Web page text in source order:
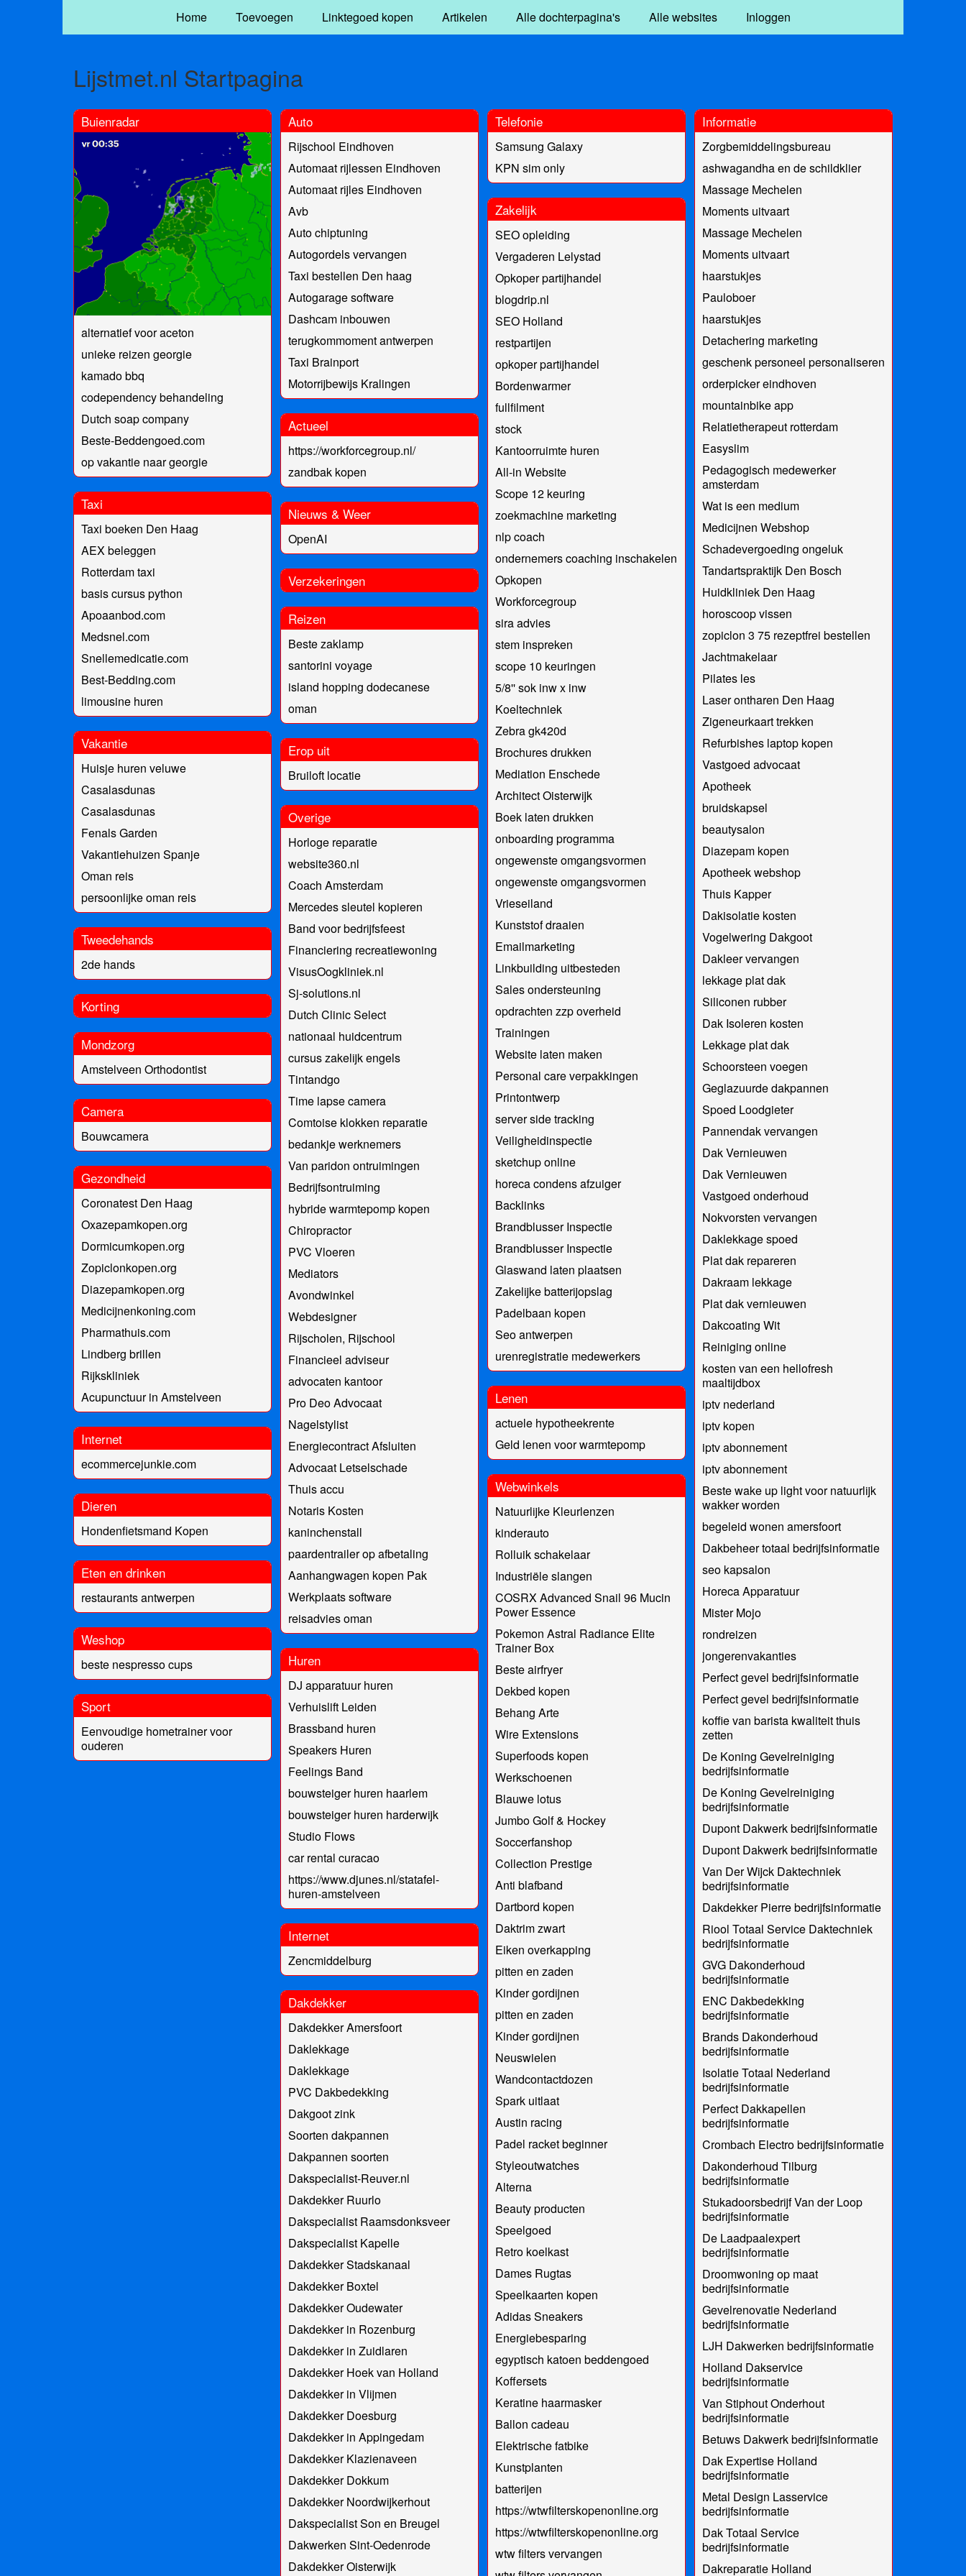
Home Toevoegen Linktegoed kopen Artikelen Alle dochterpagina's Alle websites Inloggen
Lijstmet.nl Startpagina
Buienradar
alternatief voor aceton
unieke reizen georgie
kamado bbq
codependency behandeling
Dutch soap company
Beste-Beddengoed.com
op vakantie naar georgie
Taxi
Taxi boeken Den Haag
AEX beleggen
Rotterdam taxi
basis cursus python
Apoaanbod.com
Medsnel.com
Snellemedicatie.com
Best-Bedding.com
limousine huren
Vakantie
Huisje huren veluwe
Casalasdunas
Casalasdunas
Fenals Garden
Vakantiehuizen Spanje
Oman reis
persoonlijke oman reis
Tweedehands
2de hands
Korting
Mondzorg
Amstelveen Orthodontist
Camera
Bouwcamera
Gezondheid
Coronatest Den Haag
Oxazepamkopen.org
Dormicumkopen.org
Zopiclonkopen.org
Diazepamkopen.org
Medicijnenkoning.com
Pharmathuis.com
Lindberg brillen
Rijkskliniek
Acupunctuur in Amstelveen
Internet
ecommercejunkie.com
Dieren
Hondenfietsmand Kopen
Eten en drinken
restaurants antwerpen
Weshop
beste nespresso cups
Sport
Eenvoudige hometrainer voor
ouderen
Auto
Rijschool Eindhoven
Automaat rijlessen Eindhoven
Automaat rijles Eindhoven
Avb
Auto chiptuning
Autogordels vervangen
Taxi bestellen Den haag
Autogarage software
Dashcam inbouwen
terugkommoment antwerpen
Taxi Brainport
Motorrijbewijs Kralingen
Actueel
https://workforcegroup.nl/
zandbak kopen
Nieuws & Weer
OpenAI
Verzekeringen
Reizen
Beste zaklamp
santorini voyage
island hopping dodecanese
oman
Erop uit
Bruiloft locatie
Overige
Horloge reparatie
website360.nl
Coach Amsterdam
Mercedes sleutel kopieren
Band voor bedrijfsfeest
Financiering recreatiewoning
VisusOogkliniek.nl
Sj-solutions.nl
Dutch Clinic Select
nationaal huidcentrum
cursus zakelijk engels
Tintandgo
Time lapse camera
Comtoise klokken reparatie
bedankje werknemers
Van paridon ontruimingen
Bedrijfsontruiming
hybride warmtepomp kopen
Chiropractor
PVC Vloeren
Mediators
Avondwinkel
Webdesigner
Rijscholen, Rijschool
Financieel adviseur
advocaten kantoor
Pro Deo Advocaat
Nagelstylist
Energiecontract Afsluiten
Advocaat Letselschade
Thuis accu
Notaris Kosten
kaninchenstall
paardentrailer op afbetaling
Aanhangwagen kopen Pak
Werkplaats software
reisadvies oman
Huren
DJ apparatuur huren
Verhuislift Leiden
Brassband huren
Speakers Huren
Feelings Band
bouwsteiger huren haarlem
bouwsteiger huren harderwijk
Studio Flows
car rental curacao
https://www.djunes.nl/statafel-
huren-amstelveen
Internet
Zencmiddelburg
Dakdekker
Dakdekker Amersfoort
Daklekkage
Daklekkage
PVC Dakbedekking
Dakgoot zink
Soorten dakpannen
Dakpannen soorten
Dakspecialist-Reuver.nl
Dakdekker Ruurlo
Dakspecialist Raamsdonksveer
Dakspecialist Kapelle
Dakdekker Stadskanaal
Dakdekker Boxtel
Dakdekker Oudewater
Dakdekker in Rozenburg
Dakdekker in Zuidlaren
Dakdekker Hoek van Holland
Dakdekker in Vlijmen
Dakdekker Doesburg
Dakdekker in Appingedam
Dakdekker Klazienaveen
Dakdekker Dokkum
Dakdekker Noordwijkerhout
Dakspecialist Son en Breugel
Dakwerken Sint-Oedenrode
Dakdekker Oisterwijk
Telefonie
Samsung Galaxy
KPN sim only
Zakelijk
SEO opleiding
Vergaderen Lelystad
Opkoper partijhandel
blogdrip.nl
SEO Holland
restpartijen
opkoper partijhandel
Bordenwarmer
fullfilment
stock
Kantoorruimte huren
All-in Website
Scope 12 keuring
zoekmachine marketing
​nlp coach
ondernemers coaching inschakelen
Opkopen
Workforcegroup
sira advies
stem inspreken
scope 10 keuringen
5/8'' sok inw x inw
Koeltechniek
Zebra gk420d
Brochures drukken
Mediation Enschede
Architect Oisterwijk
Boek laten drukken
onboarding programma
ongewenste omgangsvormen
ongewenste omgangsvormen
Vrieseiland
Kunststof draaien
Emailmarketing
Linkbuilding uitbesteden
Sales ondersteuning
opdrachten zzp overheid
Trainingen
Website laten maken
Personal care verpakkingen
Printontwerp
server side tracking
Veiligheidinspectie
sketchup online
horeca condens afzuiger
Backlinks
Brandblusser Inspectie
Brandblusser Inspectie
Glaswand laten plaatsen
Zakelijke batterijopslag
Padelbaan kopen
Seo antwerpen
urenregistratie medewerkers
Lenen
actuele hypotheekrente
Geld lenen voor warmtepomp
Webwinkels
Natuurlijke Kleurlenzen
kinderauto
Rolluik schakelaar
Industriële slangen
COSRX Advanced Snail 96 Mucin
Power Essence
Pokemon Astral Radiance Elite
Trainer Box
Beste airfryer
Dekbed kopen
Behang Arte
Wire Extensions
Superfoods kopen
Werkschoenen
Blauwe lotus
Jumbo Golf & Hockey
Soccerfanshop
Collection Prestige
Anti blafband
Dartbord kopen
Daktrim zwart
Eiken overkapping
pitten en zaden
Kinder gordijnen
pitten en zaden
Kinder gordijnen
Neuswielen
Wandcontactdozen
Spark uitlaat
Austin racing
Padel racket beginner
Styleoutwatches
Alterna
Beauty producten
Speelgoed
Retro koelkast
Dames Rugtas
Speelkaarten kopen
Adidas Sneakers
Energiebesparing
egyptisch katoen beddengoed
Koffersets
Keratine haarmasker
Ballon cadeau
Elektrische fatbike
Kunstplanten
batterijen
https://wtwfilterskopenonline.org
https://wtwfilterskopenonline.org
wtw filters vervangen
Informatie
Zorgbemiddelingsbureau
ashwagandha en de schildklier
Massage Mechelen
Moments uitvaart
Massage Mechelen
Moments uitvaart
haarstukjes
Pauloboer
haarstukjes
Detachering marketing
geschenk personeel personaliseren
orderpicker eindhoven
mountainbike app
Relatietherapeut rotterdam
Easyslim
Pedagogisch medewerker
amsterdam
Wat is een medium
Medicijnen Webshop
Schadevergoeding ongeluk
Tandartspraktijk Den Bosch
Huidkliniek Den Haag
horoscoop vissen
zopiclon 3 75 rezeptfrei bestellen
Jachtmakelaar
Pilates les
Laser ontharen Den Haag
Zigeneurkaart trekken
Refurbishes laptop kopen
Vastgoed advocaat
Apotheek
bruidskapsel
beautysalon
Diazepam kopen
Apotheek webshop
Thuis Kapper
Dakisolatie kosten
Vogelwering Dakgoot
Dakleer vervangen
lekkage plat dak
Siliconen rubber
Dak Isoleren kosten
Lekkage plat dak
Schoorsteen voegen
Geglazuurde dakpannen
Spoed Loodgieter
Pannendak vervangen
Dak Vernieuwen
Dak Vernieuwen
Vastgoed onderhoud
Nokvorsten vervangen
Daklekkage spoed
Plat dak repareren
Dakraam lekkage
Plat dak vernieuwen
Dakcoating Wit
Reiniging online
kosten van een hellofresh
maaltijdbox
iptv nederland
iptv kopen
iptv abonnement
iptv abonnement
Beste wake up light voor natuurlijk
wakker worden
begeleid wonen amersfoort
Dakbeheer totaal bedrijfsinformatie
seo kapsalon
Horeca Apparatuur
Mister Mojo
rondreizen
jongerenvakanties
Perfect gevel bedrijfsinformatie
Perfect gevel bedrijfsinformatie
koffie van barista kwaliteit thuis
zetten
De Koning Gevelreiniging
bedrijfsinformatie
De Koning Gevelreiniging
bedrijfsinformatie
Dupont Dakwerk bedrijfsinformatie
Dupont Dakwerk bedrijfsinformatie
Van Der Wijck Daktechniek
bedrijfsinformatie
Dakdekker Pierre bedrijfsinformatie
Riool Totaal Service Daktechniek
bedrijfsinformatie
GVG Dakonderhoud
bedrijfsinformatie
ENC Dakbedekking
bedrijfsinformatie
Brands Dakonderhoud
bedrijfsinformatie
Isolatie Totaal Nederland
bedrijfsinformatie
Perfect Dakkapellen
bedrijfsinformatie
Crombach Electro bedrijfsinformatie
Dakonderhoud Tilburg
bedrijfsinformatie
Stukadoorsbedrijf Van der Loop
bedrijfsinformatie
De Laadpaalexpert
bedrijfsinformatie
Droomwoning op maat
bedrijfsinformatie
Gevelrenovatie Nederland
bedrijfsinformatie
LJH Dakwerken bedrijfsinformatie
Holland Dakservice
bedrijfsinformatie
Van Stiphout Onderhout
bedrijfsinformatie
Betuws Dakwerk bedrijfsinformatie
Dak Expertise Holland
bedrijfsinformatie
Metal Design Lasservice
bedrijfsinformatie
Dak Totaal Service
bedrijfsinformatie
Dakreparatie Holland